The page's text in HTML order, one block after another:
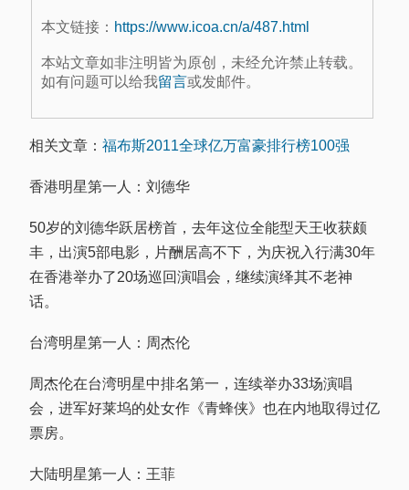
本文链接： https://www.icoa.cn/a/487.html
本站文章如非注明皆为原创，未经允许禁止转载。
如有问题可以给我留言或发邮件。
相关文章： 福布斯2011全球亿万富豪排行榜100强
香港明星第一人：刘德华
50岁的刘德华跃居榜首，去年这位全能型天王收获颇
丰，出演5部电影，片酬居高不下，为庆祝入行满30年
在香港举办了20场巡回演唱会，继续演绎其不老神
话。
台湾明星第一人：周杰伦
周杰伦在台湾明星中排名第一，连续举办33场演唱
会，进军好莱坞的处女作《青蜂侠》也在内地取得过亿
票房。
大陆明星第一人：王菲